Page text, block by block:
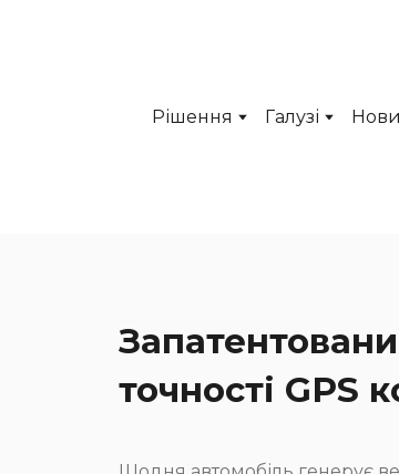
Рішення Галузі
точності GPS